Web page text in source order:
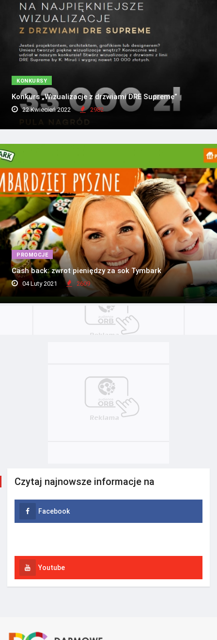
KONKURSY
Konkurs „Wizualizacje z drzwiami DRE Supreme”
22 Kwiecień 2022 2982
PROMOCJE
Cash back: zwrot pieniędzy za sok Tymbark
04 Luty 2021 2609
Czytaj najnowsze informacje na
Facebook
Youtube